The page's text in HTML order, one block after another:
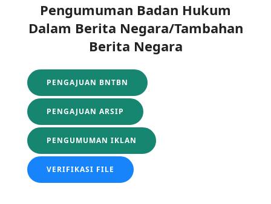
Pengumuman Badan Hukum
Dalam Berita Negara/Tambahan
Berita Negara
PENGAJUAN BNTBN
PENGAJUAN ARSIP
PENGUMUMAN IKLAN
VERIFIKASI FILE